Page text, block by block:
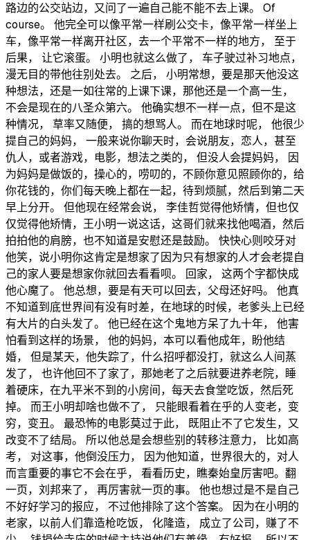
路边的公交站边，又问了一遍自己能不能不去上课。 Of
course。 他完全可以像平常一样刷公交卡，像平常一样坐上
车，像平常一样离开社区，去一个平常不一样的地方， 至于
后果， 让它滚蛋。 小明也就这么做了， 车子驶过补习地点，
漫无目的带他往别处去。 之后， 小明常想，要是那天他没这
种想法，还是一如往常的上课下课，那他还是一个高一生，
不会是现在的八圣众第六。 他确实想不一样一点，但不是这
种情况， 草率又随便， 搞的想骂人。 而在地球时呢， 他很少
提自己的妈妈， 一般来说你聊天时，会说朋友，恋人，甚至
仇人，或者游戏，电影，想法之类的， 但没人会提妈妈， 因
为妈妈是做饭的，操心的，唠叨的，不顾你意见照顾你的，给
你花钱的，你们每天晚上都在一起，待到烦腻，然后到第二天
早上分开。 但他现在经常会说， 李佳哲觉得他矫情，但也仅
仅觉得他矫情，王小明一说这话，这哥们就来找他喝酒，然后
拍拍他的肩膀，也不知道是安慰还是鼓励。 快快心则咬牙对
他笑，说小明你这肯定是想家了因为只有想家的人才会老提自
己的家人要是想家你就回去看看呗。 回家， 这两个字都快成
他心魔了。 他总想，要是有天可以回去，父母还好吗。 他真
不知道到底世界间有没有时差，在地球的时候，老爹头上已经
有大片的白头发了。 他已经在这个鬼地方呆了九十年， 他害
怕看到这样的场景， 他的妈妈，本可以看他成年，盼他结
婚， 但是某天，他失踪了，什么招呼都没打，就这么人间蒸
发了， 也许他回不了家了，那她老了之后就要进养老院，睡
着硬床，在九平米不到的小房间，每天去食堂吃饭，然后死
掉。 而王小明却啥也做不了， 只能眼看着在乎的人变老，变
穷，变丑。 最恐怖的电影莫过于此， 既阻止不了它发生，又
改变不了结局。 所以他总是会想些别的转移注意力， 比如高
考， 对这事，他倒没压力， 因为他知道，世界很大的，对人
而言重要的事它不会在乎， 看看历史，瞧秦始皇厉害吧。翻
一页，刘邦来了， 再厉害就一页的事。 他也想过是不是自己
不好好学习的报应， 不过他排除了这个答案。 因为在小明的
老家，以前人们靠造枪吃饭， 化隆造， 成立了公司，赚了不